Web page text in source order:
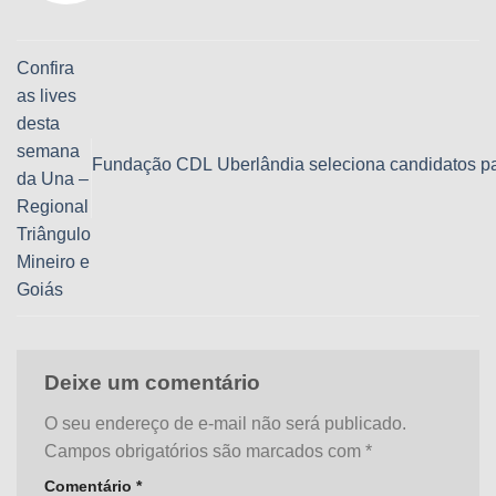
Confira
as lives
desta
semana
da Una –
Regional
Triângulo
Mineiro e
Goiás
Fundação CDL Uberlândia seleciona candidatos
Deixe um comentário
O seu endereço de e-mail não será publicado.
Campos obrigatórios são marcados com *
Comentário *